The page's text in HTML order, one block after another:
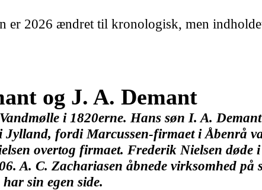
er 2026 ændret til kronologisk, men
og J. A. Demant
i 1820erne. Hans søn I. A.
fordi Marcussen-firmaet i Åbenrå
overtog firmaet. Frederik Nielsen døde
A. C. Zachariasen åbnede virksomhed på
sin egen side.